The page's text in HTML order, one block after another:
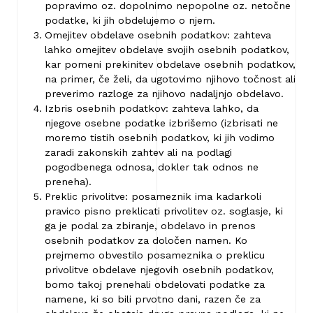
popravimo oz. dopolnimo nepopolne oz. netočne
podatke, ki jih obdelujemo o njem.
Omejitev obdelave osebnih podatkov: zahteva
lahko omejitev obdelave svojih osebnih podatkov,
kar pomeni prekinitev obdelave osebnih podatkov,
na primer, če želi, da ugotovimo njihovo točnost ali
preverimo razloge za njihovo nadaljnjo obdelavo.
Izbris osebnih podatkov: zahteva lahko, da
njegove osebne podatke izbrišemo (izbrisati ne
moremo tistih osebnih podatkov, ki jih vodimo
zaradi zakonskih zahtev ali na podlagi
pogodbenega odnosa, dokler tak odnos ne
preneha).
Preklic privolitve: posameznik ima kadarkoli
pravico pisno preklicati privolitev oz. soglasje, ki
ga je podal za zbiranje, obdelavo in prenos
osebnih podatkov za določen namen. Ko
prejmemo obvestilo posameznika o preklicu
privolitve obdelave njegovih osebnih podatkov,
bomo takoj prenehali obdelovati podatke za
namene, ki so bili prvotno dani, razen če za